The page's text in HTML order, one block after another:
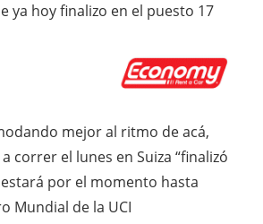
ya hoy finalizo en el puesto 17
mejor al ritmo de acá,
correr el lunes en Suiza “finalizó
por el momento hasta
Mundial de la UCI